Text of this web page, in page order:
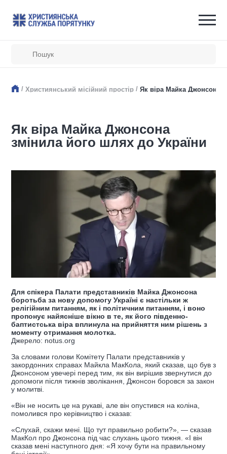
/ Християнський місійний простір / Як віра Майка Джонсона
Як віра Майка Джонсона
змінила його шлях до України
Для спікера Палати представників Майка Джонсона
боротьба за нову допомогу Україні є настільки ж
релігійним питанням, як і політичним питанням, і воно
пропонує найясніше вікно в те, як його південно-
баптистська віра вплинула на прийняття ним рішень з
моменту отримання молотка.
Джерело: notus.org
За словами голови Комітету Палати представників у
закордонних справах Майкла МакКола, який сказав, що був з
Джонсоном увечері перед тим, як він вирішив звернутися до
допомоги після тижнів зволікання, Джонсон боровся за закон
у молитві.
«Він не носить це на рукаві, але він опустився на коліна,
помолився про керівництво і сказав:
«Слухай, скажи мені. Що тут правильно робити?», — сказав
МакКол про Джонсона під час слухань цього тижня. «І він
сказав мені наступного дня: «Я хочу бути на правильному